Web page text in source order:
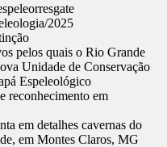
2025
pelos quais o Rio Grande
Unidade de Conservação
Espeleológico
reconhecimento em
em detalhes cavernas do
em Montes Claros, MG